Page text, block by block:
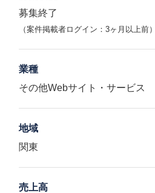
募集終了
（案件掲載者ログイン：3ヶ月以上前）
業種
その他Webサイト・サービス
地域
関東
売上高